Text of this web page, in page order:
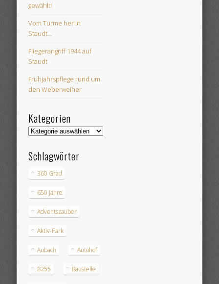
gewählt!
Vom Turme her in
Staudt…
Fliegerangriff 1944 auf
Staudt
Frühjahrspflege rund um
den Weberweiher
Kategorien
Kategorien
Schlagwörter
360 Grad
650 Jahre
Adventszauber
Aktiv-Park
Aubach Autohof
B255 Baustelle